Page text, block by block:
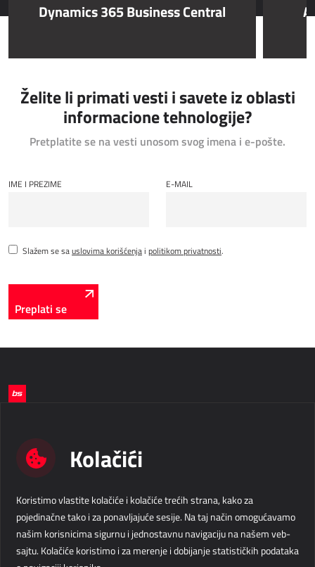
Dynamics 365 Business Central
Želite li primati vesti i savete iz oblasti
informacione tehnologije?
Pretplatite se na vesti unosom svog imena i e-pošte.
IME I PREZIME E-MAIL
Slažem se sauslovima korišćenjai politikom privatnosti.
Preplati se
poslovanju?
Kontaktirajte nas
Business Solutions d.o.o.
Omladinskih brigada 90b
Airport City Business Park
info@b-s.rs
+381 64 822 1551
Kolačići
Koristimo vlastite kolačiće i kolačiće trećih strana, kako za
pojedinačne tako i za ponavljajuće sesije. Na taj način omogućavamo
našim korisnicima sigurnu i jednostavnu navigaciju na našem veb-
sajtu. Kolačiće koristimo i za merenje i dobijanje statističkih podataka